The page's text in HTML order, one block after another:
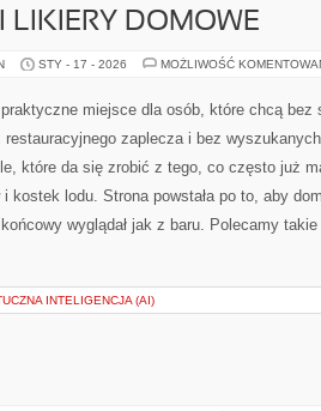
LIKIERY DOMOWE
STY - 17 - 2026 MOŻLIWOŚĆ
miejsce dla osób, które chcą bez
zaplecza i bez
które da się zrobić z tego, co często już
kostek lodu. Strona powstała po to, aby
wyglądał jak z baru. Polecamy
INTELIGENCJA (AI)